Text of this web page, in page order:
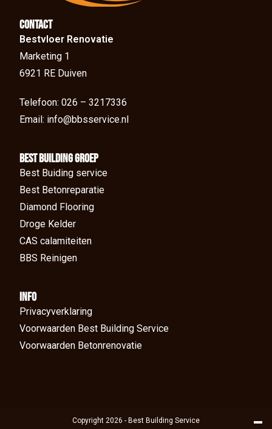
Contact
Bestvloer Renovatie
Marketing 1
6921 RE Duiven
Telefoon: 026 – 3217336
Email: info@bbsservice.nl
BEst Building groep
Best Buiding service
Best Betonreparatie
Diamond Flooring
Droge Kelder
CAS calamiteiten
BBS Reinigen
Info
Privacyverklaring
Voorwaarden Best Building Service
Voorwaarden Betonrenovatie
Copyright 2026 - Best Building Service